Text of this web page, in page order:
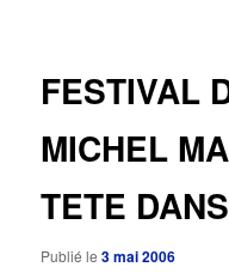
FESTIVAL
MICHEL
TETE
Publié le3 mai 2006